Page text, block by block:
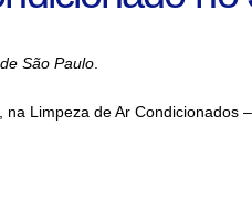
São Paulo
Limpeza de Ar Condicionados